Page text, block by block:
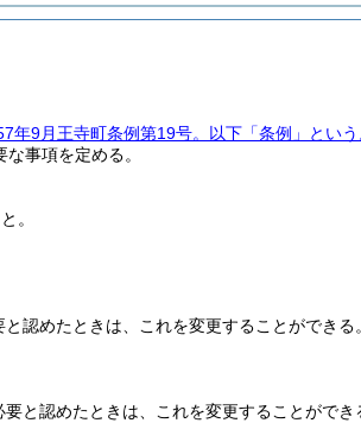
年9月王寺町条例第19号。以下「条例」という
事項を定める。
。
認めたときは、これを変更することができる。
と認めたときは、これを変更することができ